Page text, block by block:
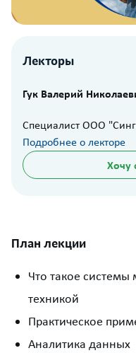
Лекторы
Гук Валерий
Специалист ООО
Подробнее о лекторе
Хочу
План лекции
Что такое
техникой
Практическое
Аналитика данных